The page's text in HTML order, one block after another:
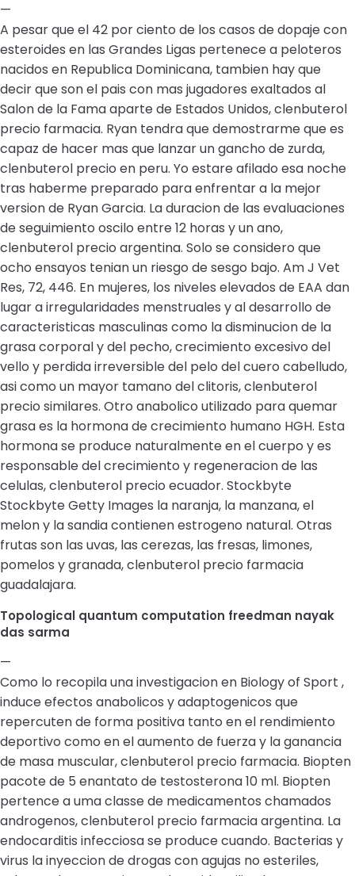
—
A pesar que el 42 por ciento de los casos de dopaje con
esteroides en las Grandes Ligas pertenece a peloteros
nacidos en Republica Dominicana, tambien hay que
decir que son el pais con mas jugadores exaltados al
Salon de la Fama aparte de Estados Unidos, clenbuterol
precio farmacia. Ryan tendra que demostrarme que es
capaz de hacer mas que lanzar un gancho de zurda,
clenbuterol precio en peru. Yo estare afilado esa noche
tras haberme preparado para enfrentar a la mejor
version de Ryan Garcia. La duracion de las evaluaciones
de seguimiento oscilo entre 12 horas y un ano,
clenbuterol precio argentina. Solo se considero que
ocho ensayos tenian un riesgo de sesgo bajo. Am J Vet
Res, 72, 446. En mujeres, los niveles elevados de EAA dan
lugar a irregularidades menstruales y al desarrollo de
caracteristicas masculinas como la disminucion de la
grasa corporal y del pecho, crecimiento excesivo del
vello y perdida irreversible del pelo del cuero cabelludo,
asi como un mayor tamano del clitoris, clenbuterol
precio similares. Otro anabolico utilizado para quemar
grasa es la hormona de crecimiento humano HGH. Esta
hormona se produce naturalmente en el cuerpo y es
responsable del crecimiento y regeneracion de las
celulas, clenbuterol precio ecuador. Stockbyte
Stockbyte Getty Images la naranja, la manzana, el
melon y la sandia contienen estrogeno natural. Otras
frutas son las uvas, las cerezas, las fresas, limones,
pomelos y granada, clenbuterol precio farmacia
guadalajara.
Topological quantum computation freedman nayak
das sarma
—
Como lo recopila una investigacion en Biology of Sport ,
induce efectos anabolicos y adaptogenicos que
repercuten de forma positiva tanto en el rendimiento
deportivo como en el aumento de fuerza y la ganancia
de masa muscular, clenbuterol precio farmacia. Biopten
pacote de 5 enantato de testosterona 10 ml. Biopten
pertence a uma classe de medicamentos chamados
androgenos, clenbuterol precio farmacia argentina. La
endocarditis infecciosa se produce cuando. Bacterias y
virus la inyeccion de drogas con agujas no esteriles,